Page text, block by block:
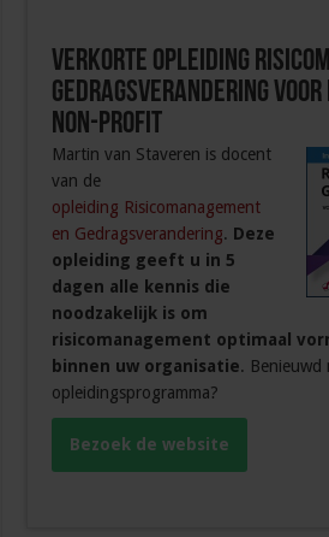
Verkorte opleiding
Gedragsverandering voor
non-profit
Martin van Staveren is docent
van de
opleiding Risicomanagement
en Gedragsverandering. Deze
opleiding geeft u in 5
dagen alle kennis die
noodzakelijk is om
risicomanagement optimaal
binnen uw organisatie. Benieuwd
opleidingsprogramma?
Bezoek de website